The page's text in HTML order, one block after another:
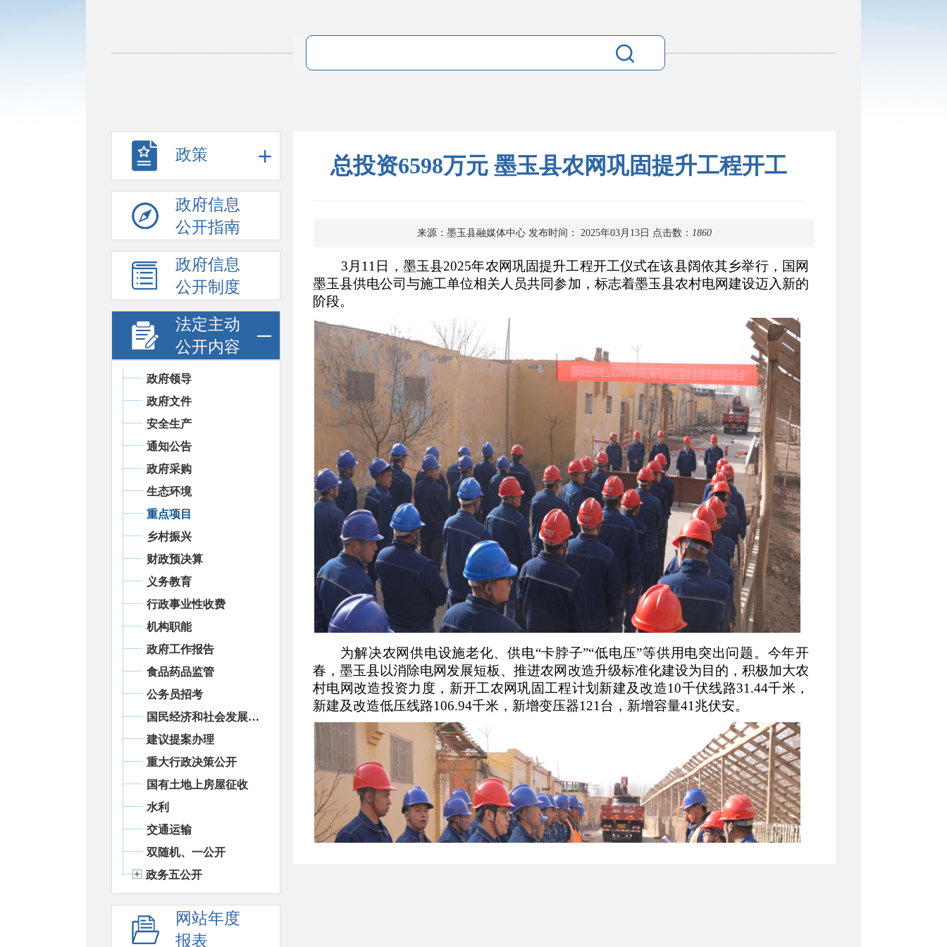
政策
政府信息
公开指南
政府信息
公开制度
法定主动
公开内容
政府领导
政府文件
安全生产
通知公告
政府采购
生态环境
重点项目
乡村振兴
财政预决算
义务教育
行政事业性收费
机构职能
政府工作报告
食品药品监管
公务员招考
国民经济和社会发展统计信息
建议提案办理
重大行政决策公开
国有土地上房屋征收
水利
交通运输
双随机、一公开
政务五公开
网站年度
报表
总投资6598万元 墨玉县农网巩固提升工程开工
来源：墨玉县融媒体中心 发布时间： 2025年03月13日 点击数： 1860
3月11日，墨玉县2025年农网巩固提升工程开工仪式在该县阔依其乡举行，国网
墨玉县供电公司与施工单位相关人员共同参加，标志着墨玉县农村电网建设迈入新的
阶段。
为解决农网供电设施老化、供电“卡脖子”“低电压”等供用电突出问题。今年开
春，墨玉县以消除电网发展短板、推进农网改造升级标准化建设为目的，积极加大农
村电网改造投资力度，新开工农网巩固工程计划新建及改造10千伏线路31.44千米，
新建及改造低压线路106.94千米，新增变压器121台，新增容量41兆伏安。